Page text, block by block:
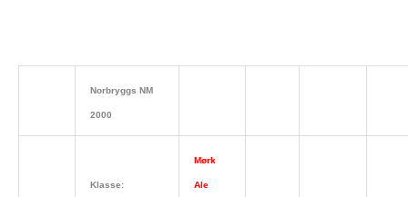
Norbryggs NM
2000
Klasse:
Mørk
Ale